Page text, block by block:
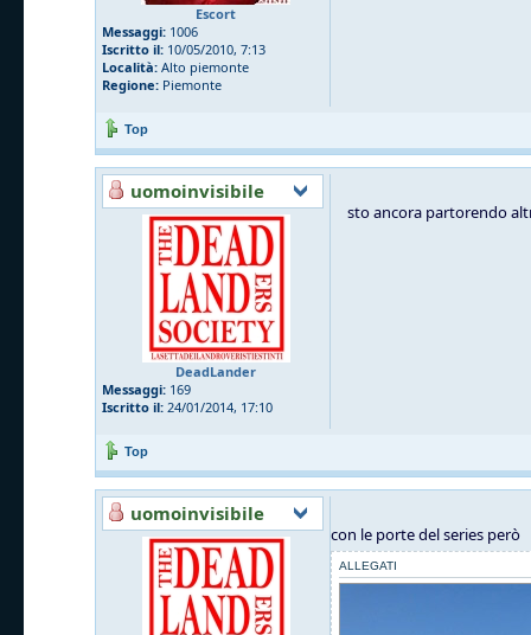
Escort
Messaggi: 1006
Iscritto il: 10/05/2010, 7:13
Località: Alto piemonte
Regione: Piemonte
Top
uomoinvisibile
DeadLander
Messaggi: 169
Iscritto il: 24/01/2014, 17:10
sto ancora partorendo
Top
uomoinvisibile
con le porte del series però
ALLEGATI